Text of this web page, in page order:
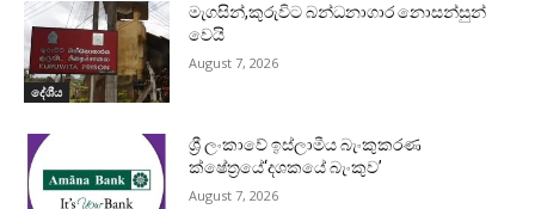
දේශීය
මැගසින්,කුරුවිට බන්ධනාගාර නොසන්සුන්
වෙයි
August 7, 2026
ශ්‍රී ලංකාවේ ඉස්ලාමීය බැංකුකරණ
ක්ෂේත්‍රයේ‘දශකයේ බැංකුව’
August 7, 2026